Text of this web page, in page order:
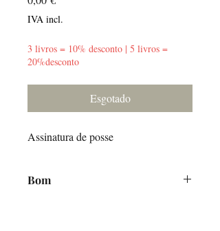
IVA incl.
3 livros = 10% desconto | 5 livros =
20%desconto
Esgotado
Assinatura de posse
Bom